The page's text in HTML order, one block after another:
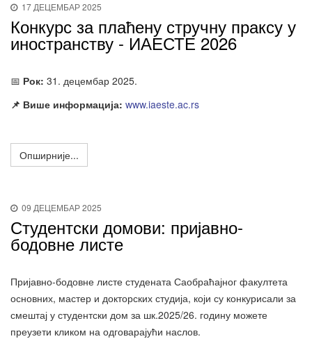
17 ДЕЦЕМБАР 2025
Конкурс за плаћену стручну праксу у
иностранству - ИАЕСТЕ 2026
📅 Рок: 31. децембар 2025.
📌 Више информација: www.iaeste.ac.rs
Опширније...
09 ДЕЦЕМБАР 2025
Студентски домови: пријавно-
бодовне листе
Пријавно-бодовне листе студената Саобраћајног факултета
основних, мастер и докторских студија, који су конкурисали за
смештај у студентски дом за шк.2025/26. годину можете
преузети кликом на одговарајући наслов.